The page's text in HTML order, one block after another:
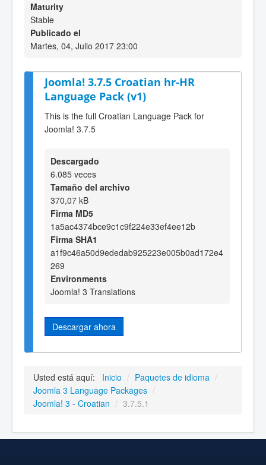
Maturity
Stable
Publicado el
Martes, 04, Julio 2017 23:00
Joomla! 3.7.5 Croatian hr-HR
Language Pack (v1)
This is the full Croatian Language Pack for
Joomla! 3.7.5
Descargado
6.085 veces
Tamaño del archivo
370,07 kB
Firma MD5
1a5ac4374bce9c1c9f224e33ef4ee12b
Firma SHA1
a1f9c46a50d9ededab925223e005b0ad172e4
269
Environments
Joomla! 3 Translations
Descargar ahora
Usted está aquí: Inicio / Paquetes de idioma /
Joomla 3 Language Packages /
Joomla! 3 - Croatian / 3.7.5.1